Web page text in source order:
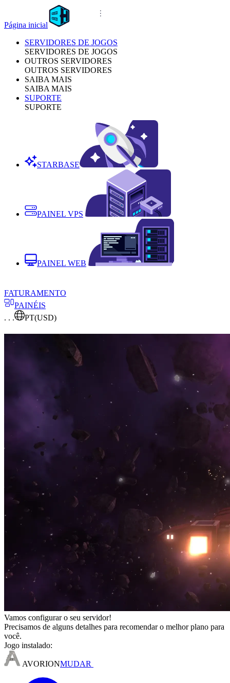
Página inicial
SERVIDORES DE JOGOS
SERVIDORES DE JOGOS
OUTROS SERVIDORES
OUTROS SERVIDORES
SAIBA MAIS
SAIBA MAIS
SUPORTE
SUPORTE
STARBASE
PAINEL VPS
PAINEL WEB
FATURAMENTO
PAINÉIS
. . .
PT(USD)
Vamos configurar o seu servidor!
Precisamos de alguns detalhes para recomendar o melhor plano para
você.
Jogo instalado:
AVORIONMUDAR